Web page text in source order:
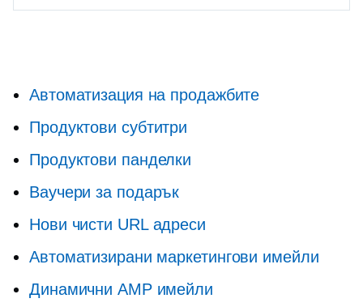
Автоматизация на продажбите
Продуктови субтитри
Продуктови панделки
Ваучери за подарък
Нови чисти URL адреси
Автоматизирани маркетингови имейли
Динамични AMP имейли